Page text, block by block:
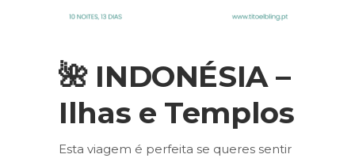
🌺 INDONÉSIA –
Ilhas e Templos
Esta viagem é perfeita se queres sentir